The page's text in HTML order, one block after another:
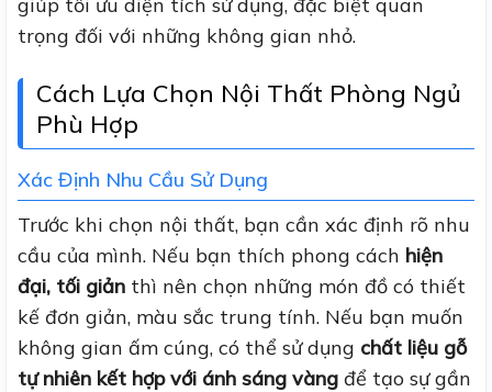
trọng đối với những không gian nhỏ.
Cách Lựa Chọn Nội Thất Phòng Ngủ
Phù Hợp
Xác Định Nhu Cầu Sử Dụng
Trước khi chọn nội thất, bạn cần xác định rõ nhu
cầu của mình. Nếu bạn thích phong cách hiện
đại, tối giản thì nên chọn những món đồ có thiết
kế đơn giản, màu sắc trung tính. Nếu bạn muốn
không gian ấm cúng, có thể sử dụng chất liệu gỗ
tự nhiên kết hợp với ánh sáng vàng để tạo sự gần